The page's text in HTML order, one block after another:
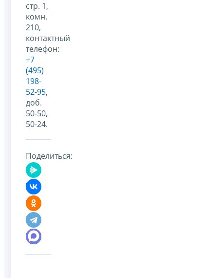
стр. 1,
комн.
210,
контактный
телефон:
+7
(495)
198-
52-95,
доб.
50-50,
50-24.
Поделиться: